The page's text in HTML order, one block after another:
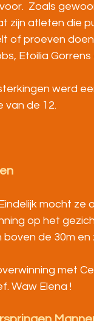
Zoals
zijn atleten die
of proeven
Etoilia
werd
van de 12.
mocht
op het
de 30m
met
Waw Elena !